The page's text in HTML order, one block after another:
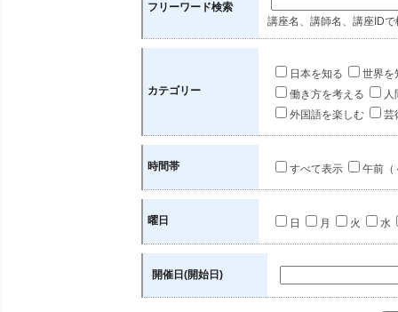
フリーワード検索
講座名、講師名、講座IDで
カテゴリー
日本を知る
世界を
働き方を考える
人
外国語を楽しむ
芸
時間帯 すべて表示 午前（
曜日 日 月 火 水
開催日(開始日)